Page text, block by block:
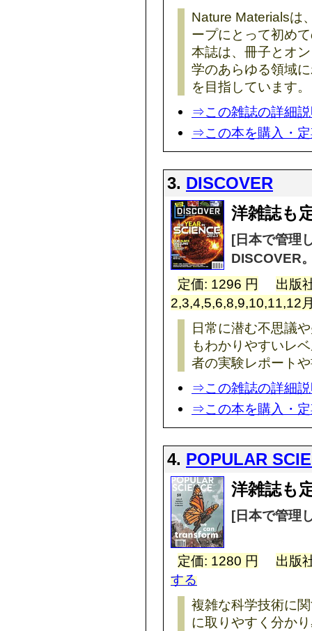
Nature Materialsは
ープにとって初め
本誌は、冊子とオ
学のあらゆる領域
を目指しています。
⇒この雑誌の詳細
⇒この本を購入・
3. DISCOVER
洋雑誌も
[日本で管理
DISCOVER
定価: 1296 円
出版
2,3,4,5,6,8,9,10,11,12
日常に潜む不思議
もわかりやすいレ
者の実験レポート
⇒この雑誌の詳細
⇒この本を購入・
4. POPULAR
洋雑誌も
[日本で管理
定価: 1280 円
出版
する
複雑な科学技術に
に取りやすく分か